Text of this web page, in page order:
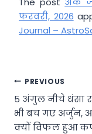
फरवरी, 2026
Journal –
Post
PREVIOUS
5 अंगुल नीचे धंसा
भी बच गए अर्जुन,
क्यों विफल हुआ